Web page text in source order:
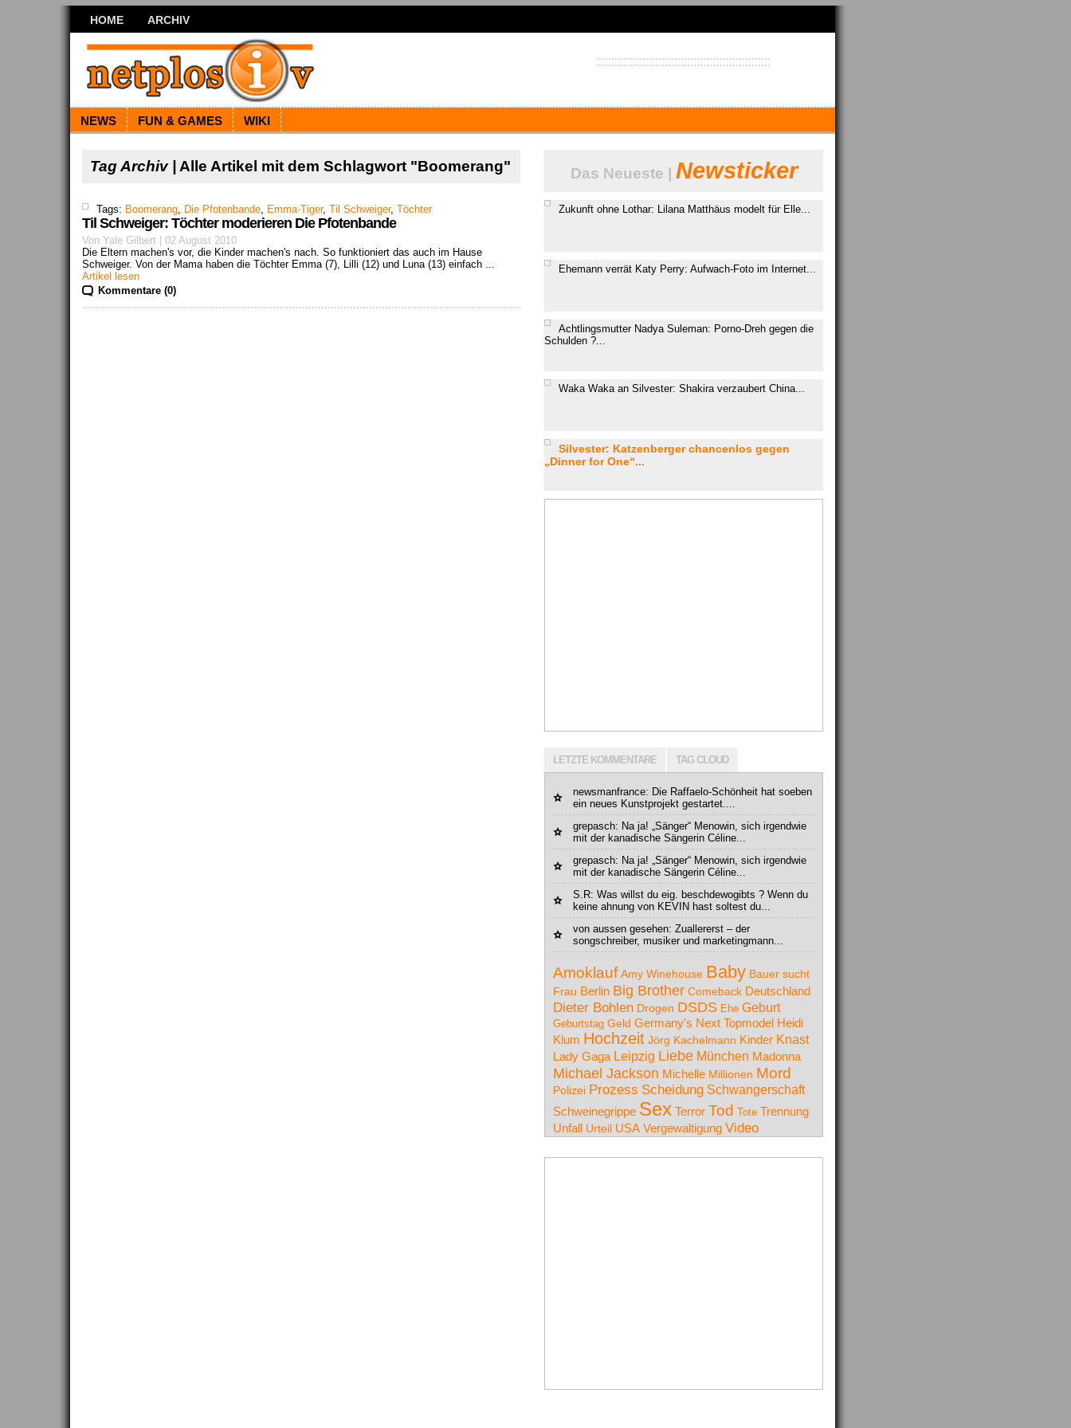
HOME ARCHIV
NEWS FUN & GAMES WIKI
Tag Archiv | Alle Artikel mit dem Schlagwort "Boomerang"
Tags: Boomerang, Die Pfotenbande, Emma-Tiger, Til Schweiger, Töchter
Til Schweiger: Töchter moderieren Die Pfotenbande
Von Yale Gilbert | 02 August 2010
Die Eltern machen's vor, die Kinder machen's nach. So funktioniert das auch im Hause
Schweiger. Von der Mama haben die Töchter Emma (7), Lilli (12) und Luna (13) einfach ...
Artikel lesen
Kommentare (0)
Das Neueste | Newsticker
Zukunft ohne Lothar: Lilana Matthäus modelt für Elle...
Ehemann verrät Katy Perry: Aufwach-Foto im Internet...
Achtlingsmutter Nadya Suleman: Porno-Dreh gegen die
Schulden ?...
Waka Waka an Silvester: Shakira verzaubert China...
Silvester: Katzenberger chancenlos gegen
„Dinner for One“...
LETZTE KOMMENTARE TAG CLOUD
newsmanfrance: Die Raffaelo-Schönheit hat soeben
ein neues Kunstprojekt gestartet....
grepasch: Na ja! „Sänger“ Menowin, sich irgendwie
mit der kanadische Sängerin Céline...
grepasch: Na ja! „Sänger“ Menowin, sich irgendwie
mit der kanadische Sängerin Céline...
S.R: Was willst du eig. beschdewogibts ? Wenn du
keine ahnung von KEVIN hast soltest du...
von aussen gesehen: Zuallererst – der
songschreiber, musiker und marketingmann...
Amoklauf Amy Winehouse Baby Bauer sucht
Frau Berlin Big Brother Comeback Deutschland
Dieter Bohlen Drogen DSDS Ehe Geburt
Geburtstag Geld Germany's Next Topmodel Heidi
Klum Hochzeit Jörg Kachelmann Kinder Knast
Lady Gaga Leipzig Liebe München Madonna
Michael Jackson Michelle Millionen Mord
Polizei Prozess Scheidung Schwangerschaft
Schweinegrippe Sex Terror Tod Tote Trennung
Unfall Urteil USA Vergewaltigung Video